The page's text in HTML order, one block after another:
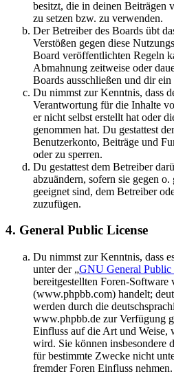
besitzt, die in deinen Beiträgen
zu setzen bzw. zu verwenden.
Der Betreiber des Boards übt
Verstößen gegen diese
Board veröffentlichten Regeln
Abmahnung zeitweise oder
Boards ausschließen und dir
Du nimmst zur Kenntnis, dass
Verantwortung für die Inhalte
er nicht selbst erstellt hat oder
genommen hat. Du gestattest
Benutzerkonto, Beiträge und
oder zu sperren.
Du gestattest dem Betreiber
abzuändern, sofern sie gegen
geeignet sind, dem Betreiber
zuzufügen.
4. General Public License
Du nimmst zur Kenntnis, dass
unter der „GNU General Public
bereitgestellten Foren-
(www.phpbb.com) handelt;
werden durch die
www.phpbb.de zur Verfügung
Einfluss auf die Art und Weise,
wird. Sie können insbesondere
für bestimmte Zwecke nicht
fremder Foren Einfluss nehmen.